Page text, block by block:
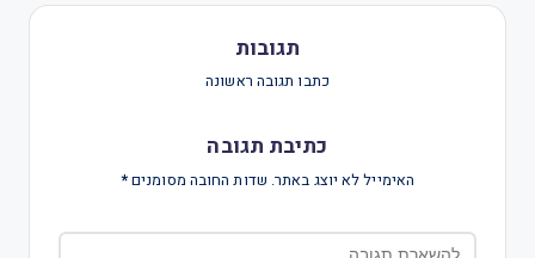
תגובות
כתבו תגובה ראשונה
כתיבת תגובה
האימייל לא יוצג באתר. שדות החובה מסומנים*